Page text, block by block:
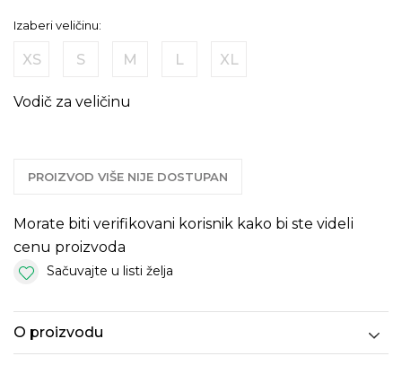
Izaberi veličinu:
XS S M L XL
Vodič za veličinu
PROIZVOD VIŠE NIJE DOSTUPAN
Morate biti verifikovani korisnik kako bi ste videli
cenu proizvoda
Sačuvajte u listi želja
O proizvodu